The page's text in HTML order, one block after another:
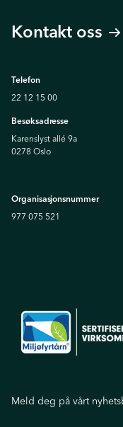
Kontakt oss
Telefon
22 12 15 00
Besøksadresse
Karenslyst allé 9a
0278 Oslo
Organisasjonsnummer
977 075 521
Meld deg på vårt